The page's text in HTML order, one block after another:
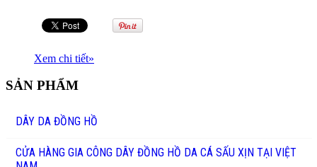
Xem chi tiết»
SẢN PHẨM
DÂY DA ĐỒNG HỒ
CỬA HÀNG GIA CÔNG DÂY ĐỒNG HỒ DA CÁ SẤU XỊN TẠI VIỆT